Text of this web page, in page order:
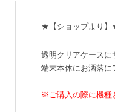
★【ショップより
透明クリアケースに
端末本体にお洒落に
※ご購入の際に機種